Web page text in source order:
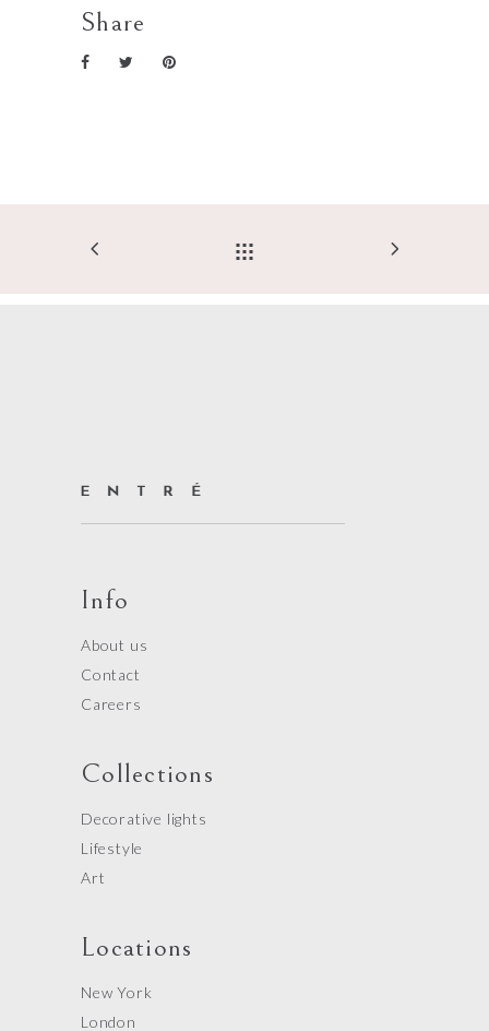
Share
Info
About us
Contact
Careers
Collections
Decorative lights
Lifestyle
Art
Locations
New York
London